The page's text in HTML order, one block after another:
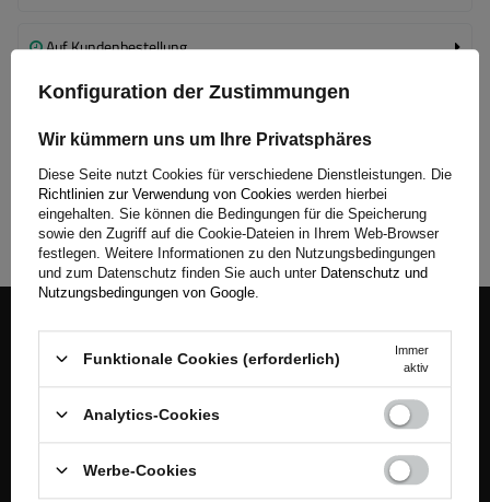
Auf Kundenbestellung
Auf Kundenbestellung
Weilerswist
Auf Kundenbestellung
Begleiten Sie uns
Konfiguration der Zustimmungen
Wir kümmern uns um Ihre Privatsphäres
Diese Seite nutzt Cookies für verschiedene Dienstleistungen. Die
Richtlinien zur Verwendung von Cookies werden hierbei
eingehalten. Sie können die Bedingungen für die Speicherung
sowie den Zugriff auf die Cookie-Dateien in Ihrem Web-Browser
festlegen. Weitere Informationen zu den Nutzungsbedingungen
und zum Datenschutz finden Sie auch unter Datenschutz und
Nutzungsbedingungen von Google
Funktionale Cookies (erforderlich)
Immer
aktiv
Analytics-Cookies
Werbe-Cookies